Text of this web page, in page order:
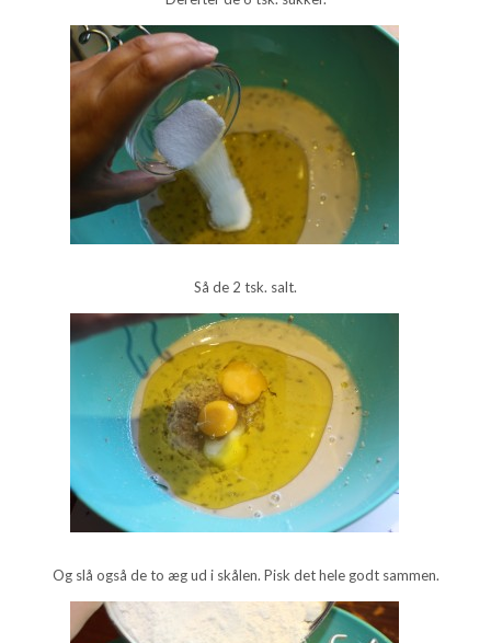
Så de 2 tsk. salt.
Og slå også de to æg ud i skålen. Pisk det hele godt sammen.